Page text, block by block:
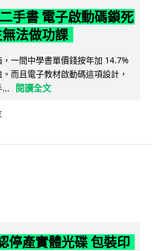
手書 電子啟動碼鎖死
法做功課
一間中學書單價錢按年加 14.7%
而且電子教材啟動碼這項設計，
...
閱讀全文
停產實體光碟 包裝印